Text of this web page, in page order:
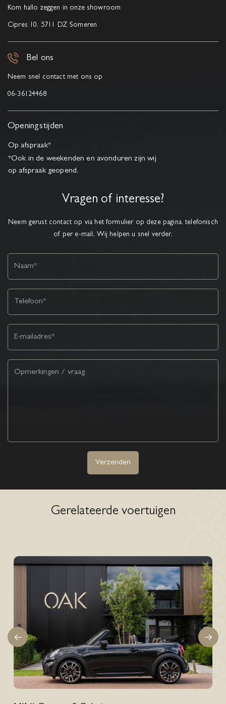
Kom hallo zeggen in onze showroom
Cipres 10, 5711 DZ Someren
Bel ons
Neem snel contact met ons op
06-36124468
Openingstijden
Op afspraak*
*Ook in de weekenden en avonduren zijn wij
op afspraak geopend.
Vragen of interesse?
Neem gerust contact op via het formulier op deze pagina, telefonisch
of per e-mail. Wij helpen u snel verder.
Verzenden
Gerelateerde voertuigen